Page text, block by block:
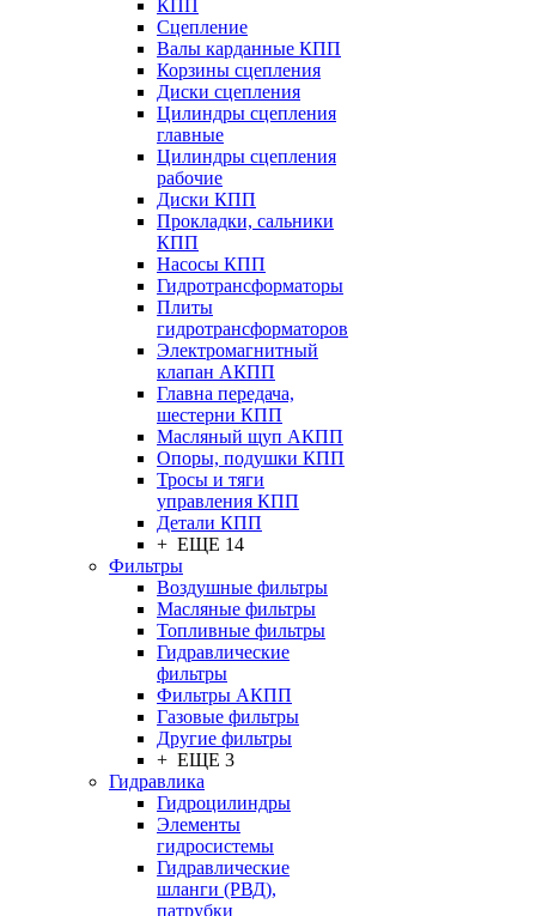
КПП
Сцепление
Валы карданные КПП
Корзины сцепления
Диски сцепления
Цилиндры сцепления
главные
Цилиндры сцепления
рабочие
Диски КПП
Прокладки, сальники
КПП
Насосы КПП
Гидротрансформаторы
Плиты
гидротрансформаторов
Электромагнитный
клапан АКПП
Главна передача,
шестерни КПП
Масляный щуп АКПП
Опоры, подушки КПП
Тросы и тяги
управления КПП
Детали КПП
+ ЕЩЕ 14
Фильтры
Воздушные фильтры
Масляные фильтры
Топливные фильтры
Гидравлические
фильтры
Фильтры АКПП
Газовые фильтры
Другие фильтры
+ ЕЩЕ 3
Гидравлика
Гидроцилиндры
Элементы
гидросистемы
Гидравлические
шланги (РВД),
патрубки